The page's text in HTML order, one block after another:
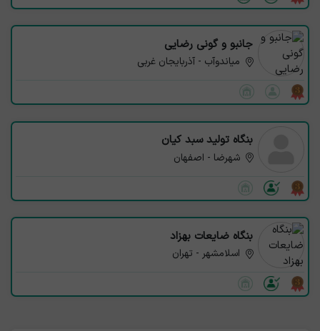
جانبو و گونی رضایی
میاندوآب - آذربایجان غربی
بنگاه تولید سبد کیان
شهرضا - اصفهان
بنگاه ضایعات بهزاد
اسلامشهر - تهران